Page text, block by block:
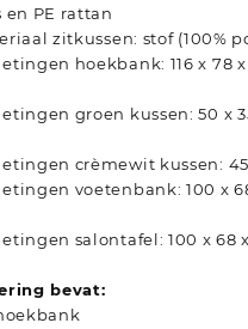
en PE rattan
zitkussen: stof (100%
hoekbank: 116 x 78
groen kussen: 50 x
crèmewit kussen: 45
voetenbank: 100 x
salontafel: 100 x 68
bevat: